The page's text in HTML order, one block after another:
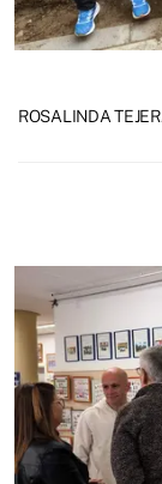
ROSALINDA